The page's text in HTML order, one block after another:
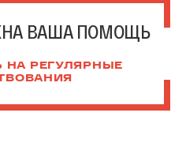
ВАША ПОМОЩЬ
НА РЕГУЛЯРНЫЕ